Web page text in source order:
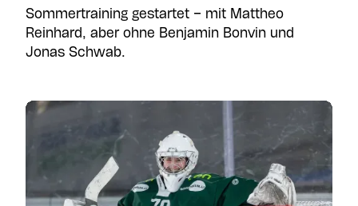
Sommertraining gestartet – mit Mattheo
Reinhard, aber ohne Benjamin Bonvin und
Jonas Schwab.